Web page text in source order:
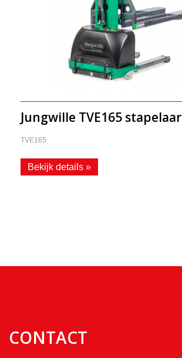
Jungwille TVE165 stapelaar
TVE165
Bekijk details »
CONTACT